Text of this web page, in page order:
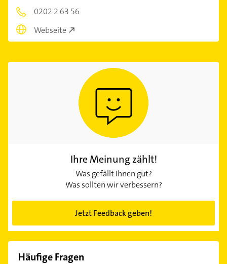
0202 2 63 56
Webseite
Ihre Meinung zählt!
Was gefällt Ihnen gut?
Was sollten wir verbessern?
Jetzt Feedback geben!
Häufige Fragen